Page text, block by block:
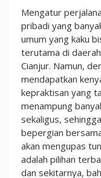
Mengatur
pribadi yang
umum yang kaku
terutama di
Cianjur. Namun,
mendapatkan
kepraktisan yang
menampung
sekaligus,
bepergian
akan mengupas
adalah pilihan
dan sekitarnya,